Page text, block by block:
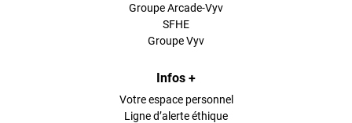
Groupe Arcade-Vyv
SFHE
Groupe Vyv
Infos +
Votre espace personnel
Ligne d’alerte éthique